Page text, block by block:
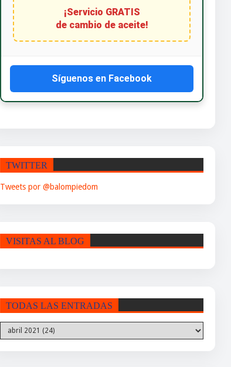
¡Servicio GRATIS
de cambio de aceite!
Síguenos en Facebook
TWITTER
Tweets por @balompiedom
VISITAS AL BLOG
TODAS LAS ENTRADAS